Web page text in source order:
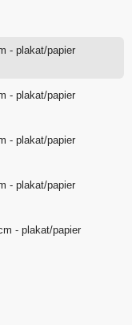
- plakat/papier
- plakat/papier
- plakat/papier
- plakat/papier
- plakat/papier